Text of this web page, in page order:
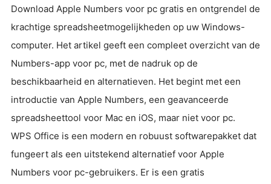
Download Apple Numbers voor pc gratis en ontgrendel de
krachtige spreadsheetmogelijkheden op uw Windows-
computer. Het artikel geeft een compleet overzicht van de
Numbers-app voor pc, met de nadruk op de
beschikbaarheid en alternatieven. Het begint met een
introductie van Apple Numbers, een geavanceerde
spreadsheettool voor Mac en iOS, maar niet voor pc.
WPS Office is een modern en robuust softwarepakket dat
fungeert als een uitstekend alternatief voor Apple
Numbers voor pc-gebruikers. Er is een gratis